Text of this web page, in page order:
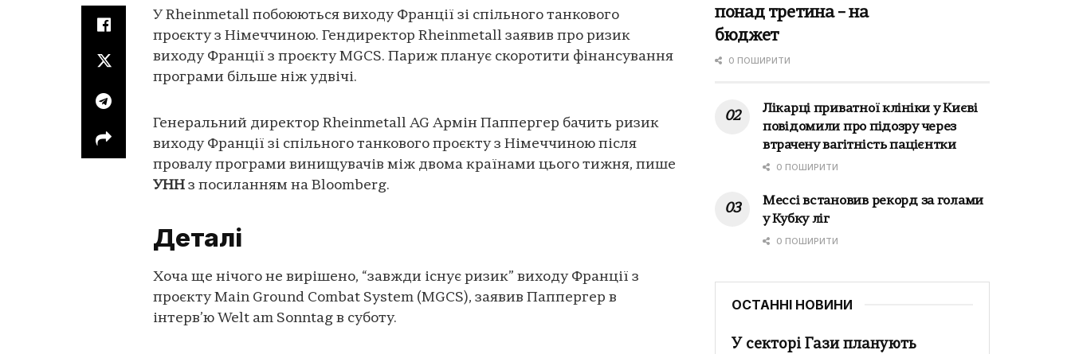
У Rheinmetall побоюються виходу Франції зі спільного танкового
проєкту з Німеччиною. Гендиректор Rheinmetall заявив про ризик
виходу Франції з проєкту MGCS. Париж планує скоротити фінансування
програми більше ніж удвічі.
Генеральний директор Rheinmetall AG Армін Паппергер бачить ризик
виходу Франції зі спільного танкового проєкту з Німеччиною після
провалу програми винищувачів між двома країнами цього тижня, пише
УНН з посиланням на Bloomberg.
Деталі
Хоча ще нічого не вирішено, “завжди існує ризик” виходу Франції з
проєкту Main Ground Combat System (MGCS), заявив Паппергер в
інтерв’ю Welt am Sonntag в суботу.
понад третина – на
бюджет
0 ПОШИРИТИ
Лікарці приватної клініки у Києві
повідомили про підозру через
втрачену вагітність пацієнтки
0 ПОШИРИТИ
Мессі встановив рекорд за голами
у Кубку ліг
0 ПОШИРИТИ
ОСТАННІ НОВИНИ
У секторі Гази планують